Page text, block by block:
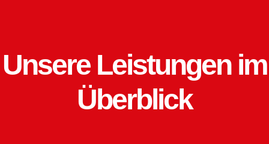
Unsere Leistungen im
Überblick